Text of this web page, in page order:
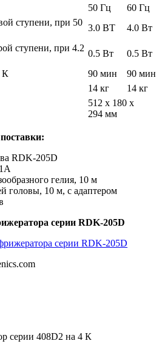
50 Гц
60 Гц
ступени, при 50
3.0 ВТ
4.0 Вт
ступени, при 4.2
0.5 Вт
0.5 Вт
К
90 мин
90 мин
14 кг
14 кг
512 x 180 x
294 мм
RDK-205D
гелия, 10 м
головы, 10 м, с адаптером
серии RDK-205D
серии 408D2 на 4 К